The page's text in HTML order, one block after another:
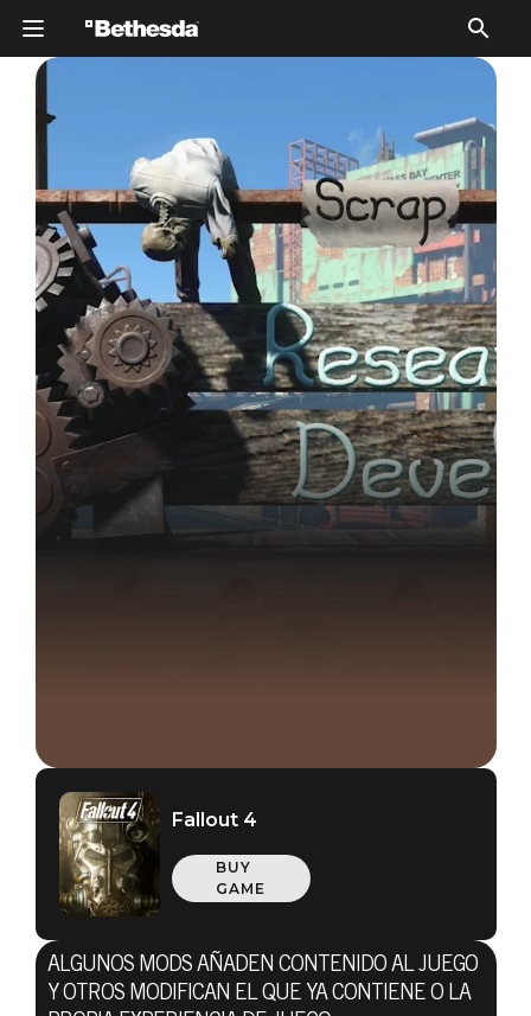
Fallout 4
BUY
GAME
ALGUNOS MODS AÑADEN CONTENIDO AL JUEGO
Y OTROS MODIFICAN EL QUE YA CONTIENE O LA